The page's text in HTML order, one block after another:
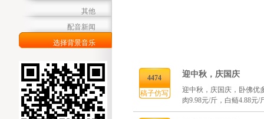
其他
配音新闻
选择背景音乐
4474
稿子仿写
迎中秋，庆国庆
迎中秋，庆国庆，卧佛优
肉9.98元/斤，白鲢4.88元/